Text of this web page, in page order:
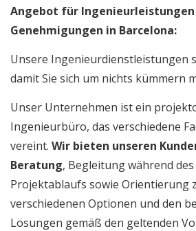
Angebot für Ingenieurleistungen
Genehmigungen in Barcelona:
Unsere Ingenieurdienstleistungen
damit Sie sich um nichts kümmern
Unser Unternehmen ist ein
Ingenieurbüro, das verschiedene
vereint. Wir bieten unseren
Beratung, Begleitung während
Projektablaufs sowie Orientierung
verschiedenen Optionen und den
Lösungen gemäß den geltenden